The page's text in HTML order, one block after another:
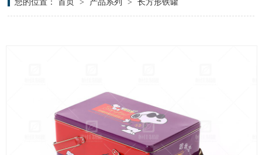
您的位置：首页 > 产品系列 > 长方形铁罐